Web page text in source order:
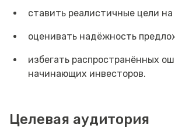
ставить реалистичные цели на
оценивать надёжность
избегать распространённых
начинающих инвесторов.
Целевая аудитория